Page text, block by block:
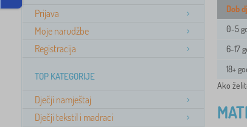
Prijava
Moje narudžbe
Registracija
TOP KATEGORIJE
Dječji namještaj
Dječji tekstil i madraci
Dob
0-5
6-17
18+
Ako